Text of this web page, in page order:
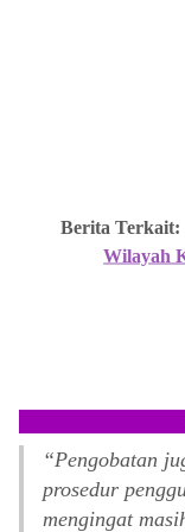
Berita Terkait:
Wilayah
“Pengobatan
prosedur
mengingat